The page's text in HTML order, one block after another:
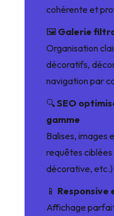
cohérente et
🖼️ Galerie
Organisation
décoratifs,
navigation par
🔍SEO
gamme
Balises, images
requêtes
décorative, etc.).
📱 Responsive
Affichage